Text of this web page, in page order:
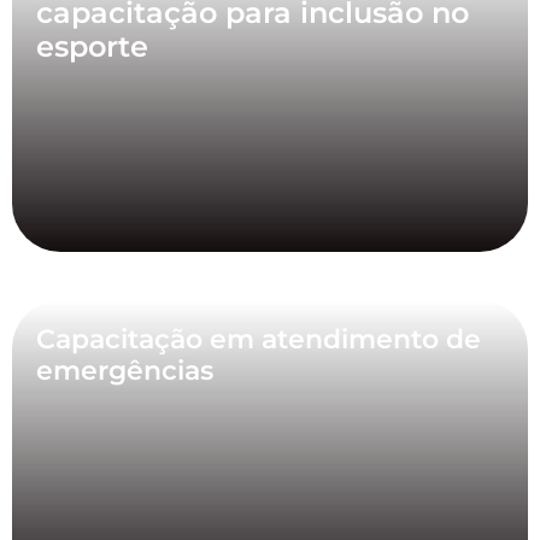
capacitação para inclusão no
esporte
Capacitação em atendimento de
emergências